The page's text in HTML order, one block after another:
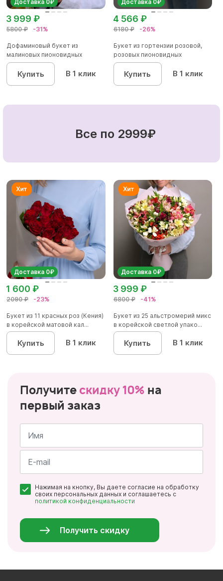
Доставка 0₽
5800 ₽ -31%
3 999 ₽
Дофаминовый букет из
малиновых пионовидных
кустовых роз...
Купить В 1 клик
Доставка 0₽
6180 ₽ -26%
4 566 ₽
Букет из гортензии розовой,
розовых пионовидных
кустовы...
Купить В 1 клик
Все по 2999₽
Доставка 0₽
2090 ₽ -23%
1 600 ₽
Букет из 11 красных роз (Кения)
в корейской матовой кал...
Купить В 1 клик
Доставка 0₽
6800 ₽ -41%
3 999 ₽
Букет из 25 альстромерий микс
в корейской светлой упако...
Купить В 1 клик
Получите скидку 10% на
первый заказ
Имя
*
Нажимая на кнопку, Вы даете согласие на обработку
своих персональных данных и соглашаетесь с
политикой конфиденциальности
Получить скидку